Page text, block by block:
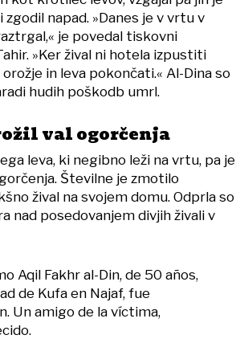
napad. »Danes je v vrtu v
je povedal tiskovni
»Ker žival ni hotela izpustiti
in leva pokončati.« Al-Dina so
hudih poškodb umrl.
val ogorčenja
leva, ki negibno leži na vrtu, pa je
Številne je zmotilo
žival na svojem domu. Odprla so
nad posedovanjem divjih živali v
Fakhr al-Din, de 50 años,
de Kufa en Najaf, fue
Un amigo de la víctima,